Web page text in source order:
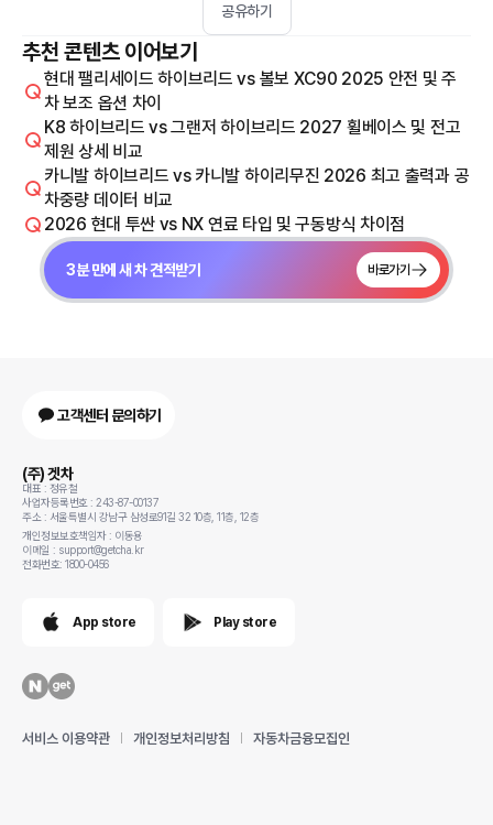
공유하기
추천 콘텐츠 이어보기
현대 팰리세이드 하이브리드 vs 볼보 XC90 2025 안전 및 주
차 보조 옵션 차이
K8 하이브리드 vs 그랜저 하이브리드 2027 휠베이스 및 전고
제원 상세 비교
카니발 하이브리드 vs 카니발 하이리무진 2026 최고 출력과 공
차중량 데이터 비교
2026 현대 투싼 vs NX 연료 타입 및 구동방식 차이점
3분 만에 새 차 견적받기 바로가기
고객센터 문의하기
(주) 겟차
대표 : 정유철
사업자등록번호 : 243-87-00137
주소 : 서울특별시 강남구 삼성로91길 32 10층, 11층, 12층
개인정보보호책임자 : 이동용
이메일 : support@getcha.kr
전화번호: 1800-0456
App store Play store
서비스 이용약관 개인정보처리방침 자동차금융모집인